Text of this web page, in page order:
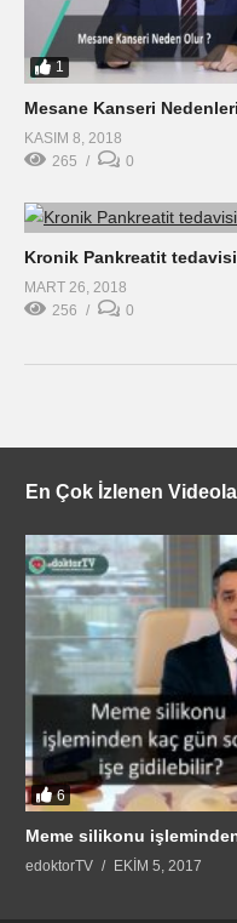
1
Mesane Kanseri
KASIM 8, 2018
265
0
Kronik Pankreatit tedavisi
MART 26, 2018
256
0
En Çok İzlenen
6
Meme silikonu
edoktorTV EKIM 5, 2017